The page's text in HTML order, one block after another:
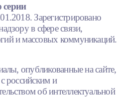
Зарегистрировано
в сфере связи,
и массовых коммуникаций.
опубликованные на сайте,
российским и
об интеллектуальной